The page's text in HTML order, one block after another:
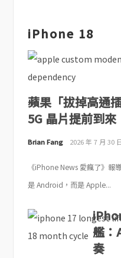
iPhone 18
蘋果「拔掉高通
5G 晶片提前到來
Brian Fang 2026 年 7 月 30
《iPhone News 愛瘋了》報
是 Android，而是 Apple...
艦：
奏